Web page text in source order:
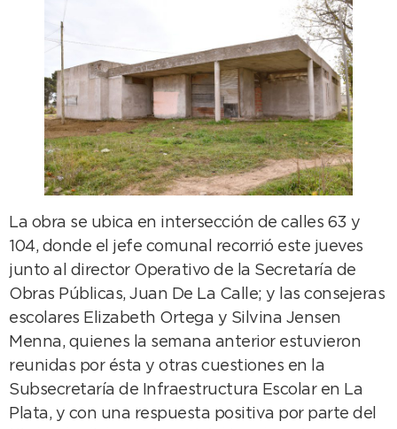
La obra se ubica en intersección de calles 63 y
104, donde el jefe comunal recorrió este jueves
junto al director Operativo de la Secretaría de
Obras Públicas, Juan De La Calle; y las consejeras
escolares Elizabeth Ortega y Silvina Jensen
Menna, quienes la semana anterior estuvieron
reunidas por ésta y otras cuestiones en la
Subsecretaría de Infraestructura Escolar en La
Plata, y con una respuesta positiva por parte del